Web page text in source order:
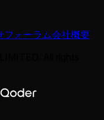
フォーラム会社概要